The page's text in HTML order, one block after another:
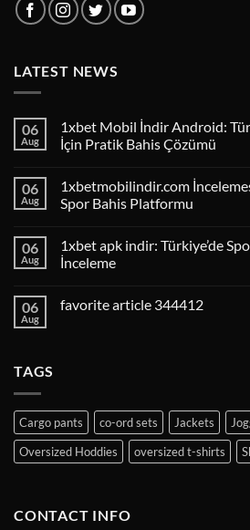
LATEST NEWS
06
Aug
1xbet Mobil İndir Android:
İçin Pratik Bahis Çözümü
06
Aug
1xbetmobilindir.com
Spor Bahis Platformu
06
Aug
1xbet apk indir: Türkiye’de
İnceleme
06
Aug
favorite article 344412
TAGS
Cargo pants co-ord sets Jackets
Oversized Hoddies
oversized t-shirts
CONTACT INFO